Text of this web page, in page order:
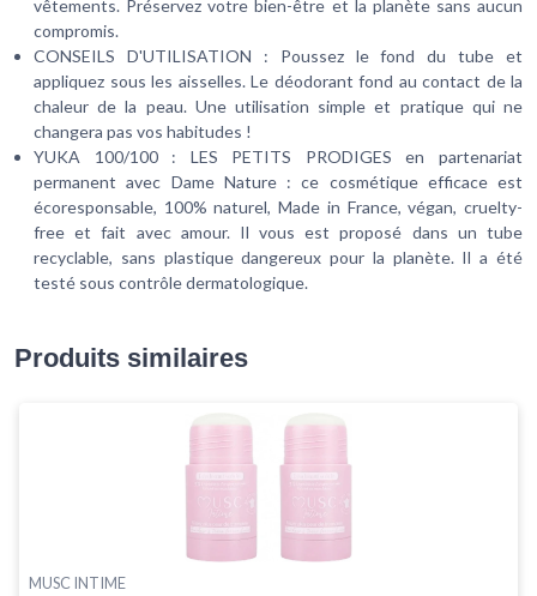
vêtements. Préservez votre bien-être et la planète sans aucun
compromis.
CONSEILS D'UTILISATION : Poussez le fond du tube et
appliquez sous les aisselles. Le déodorant fond au contact de la
chaleur de la peau. Une utilisation simple et pratique qui ne
changera pas vos habitudes !
YUKA 100/100 : LES PETITS PRODIGES en partenariat
permanent avec Dame Nature : ce cosmétique efficace est
écoresponsable, 100% naturel, Made in France, végan, cruelty-
free et fait avec amour. Il vous est proposé dans un tube
recyclable, sans plastique dangereux pour la planète. Il a été
testé sous contrôle dermatologique.
Produits similaires
MUSC INTIME